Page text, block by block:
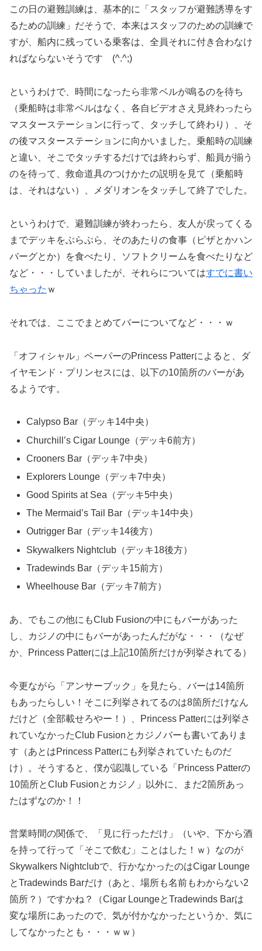
この日の避難訓練は、基本的に「スタッフが避難誘導をす
るための訓練」だそうで、本来はスタッフのための訓練で
すが、船内に残っている乗客は、全員それに付き合わなけ
ればならないそうです (^.^;)
というわけで、時間になったら非常ベルが鳴るのを待ち
（乗船時は非常ベルはなく、各自ビデオさえ見終わったら
マスターステーションに行って、タッチして終わり）、そ
の後マスターステーションに向かいました。乗船時の訓練
と違い、そこでタッチするだけでは終わらず、船員が揃う
のを待って、救命道具のつけかたの説明を見て（乗船時
は、それはない）、メダリオンをタッチして終了でした。
というわけで、避難訓練が終わったら、友人が戻ってくる
までデッキをぶらぶら、そのあたりの食事（ピザとかハン
バーグとか）を食べたり、ソフトクリームを食べたりなど
など・・・していましたが、それらについてはすでに書い
ちゃった ｗ
それでは、ここでまとめてバーについてなど・・・ｗ
「オフィシャル」ペーパーのPrincess Patterによると、ダ
イヤモンド・プリンセスには、以下の10箇所のバーがあ
るようです。
Calypso Bar（デッキ14中央）
Churchill’s Cigar Lounge（デッキ6前方）
Crooners Bar（デッキ7中央）
Explorers Lounge（デッキ7中央）
Good Spirits at Sea（デッキ5中央）
The Mermaid’s Tail Bar（デッキ14中央）
Outrigger Bar（デッキ14後方）
Skywalkers Nightclub（デッキ18後方）
Tradewinds Bar（デッキ15前方）
Wheelhouse Bar（デッキ7前方）
あ、でもこの他にもClub Fusionの中にもバーがあった
し、カジノの中にもバーがあったんだがな・・・（なぜ
か、Princess Patterには上記10箇所だけが列挙されてる）
今更ながら「アンサーブック」を見たら、バーは14箇所
もあったらしい！そこに列挙されてるのは8箇所だけなん
だけど（全部載せろやー！）、Princess Patterには列挙さ
れていなかったClub Fusionとカジノバーも書いてありま
す（あとはPrincess Patterにも列挙されていたものだ
け）。そうすると、僕が認識している「Princess Patterの
10箇所とClub Fusionとカジノ」以外に、まだ2箇所あっ
たはずなのか！！
営業時間の関係で、「見に行っただけ」（いや、下から酒
を持って行って「そこで飲む」ことはした！ｗ）なのが
Skywalkers Nightclubで、行かなかったのはCigar Lounge
とTradewinds Barだけ（あと、場所も名前もわからない2
箇所？）ですかね？（Cigar LoungeとTradewinds Barは
変な場所にあったので、気が付かなかったというか、気に
してなかったとも・・・ｗｗ）